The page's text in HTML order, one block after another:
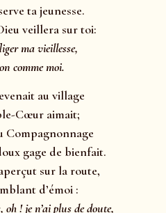
ta jeunesse.
veillera sur toi:
ma vieillesse,
comme moi.
au village
Cœur aimait;
gage de bienfait.
sur la route,
d’émoi :
oh ! je n’ai plus de doute,